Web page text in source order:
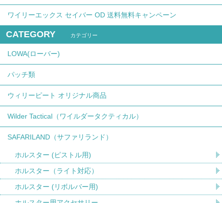
ワイリーエックス セイバー OD 送料無料キャンペーン
CATEGORY カテゴリー
LOWA(ローバー)
パッチ類
ウィリーピート オリジナル商品
Wilder Tactical（ワイルダータクティカル）
SAFARILAND（サファリランド）
ホルスター (ピストル用)
ホルスター（ライト対応）
ホルスター (リボルバー用)